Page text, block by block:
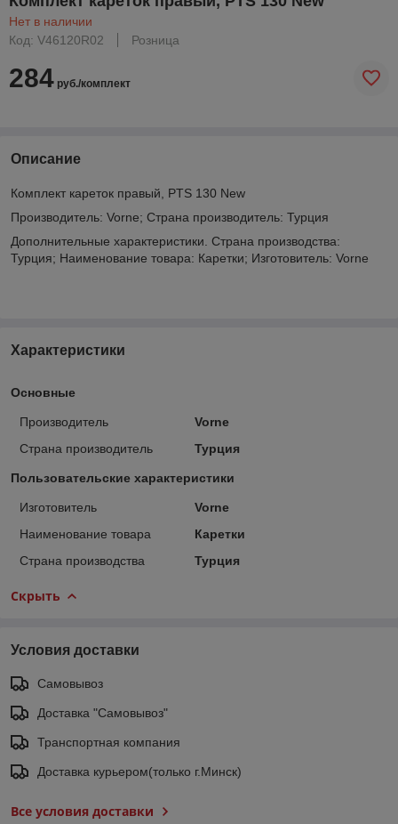
Нет в наличии
Код: V46120R02
Розница
284 руб./комплект
Описание
Комплект кареток правый, PTS 130 New
Производитель: Vorne; Страна производитель: Турция
Дополнительные характеристики. Страна производства:
Турция; Наименование товара: Каретки; Изготовитель: Vorne
Характеристики
Основные
Производитель
Vorne
Страна производитель
Турция
Пользовательские характеристики
Изготовитель
Vorne
Наименование товара
Каретки
Страна производства
Турция
Скрыть
Условия доставки
Самовывоз
Доставка "Самовывоз"
Транспортная компания
Доставка курьером(только г.Минск)
Все условия доставки